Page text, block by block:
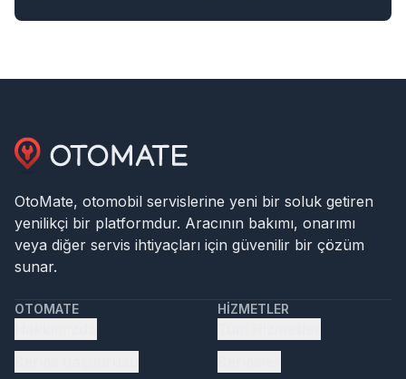
OtoMate, otomobil servislerine yeni bir soluk getiren
yenilikçi bir platformdur. Aracının bakımı, onarımı
veya diğer servis ihtiyaçları için güvenilir bir çözüm
sunar.
OTOMATE HIZMETLER